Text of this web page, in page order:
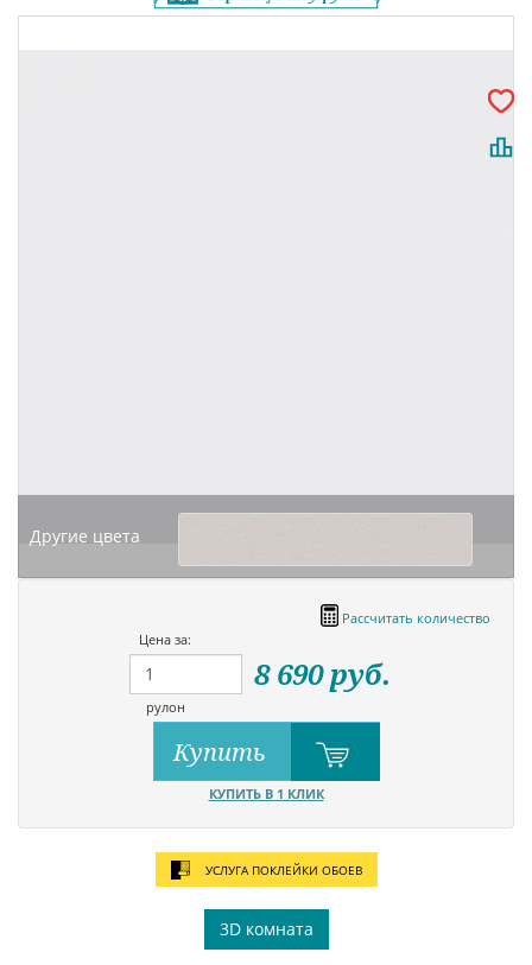
Другие цвета
Рассчитать количество
Цена за:
рулон
8 690руб.
Купить
КУПИТЬ В 1 КЛИК
УСЛУГА ПОКЛЕЙКИ ОБОЕВ
3D комната